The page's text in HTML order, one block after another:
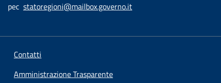
pec statoregioni@mailbox.governo.it
Contatti
Amministrazione Trasparente